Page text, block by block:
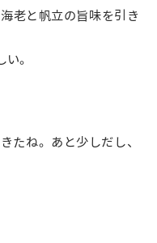
老と帆立の旨味を引き
。
たね。あと少しだし、